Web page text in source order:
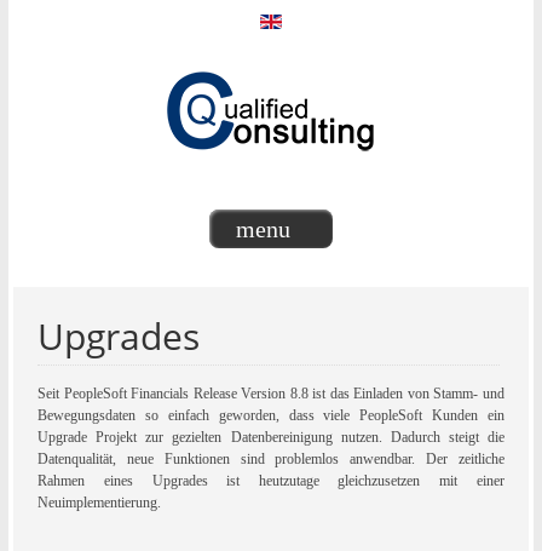
menu
Upgrades
Seit PeopleSoft Financials Release Version 8.8 ist das Einladen von Stamm- und
Bewegungsdaten so einfach geworden, dass viele PeopleSoft Kunden ein
Upgrade Projekt zur gezielten Datenbereinigung nutzen. Dadurch steigt die
Datenqualität, neue Funktionen sind problemlos anwendbar. Der zeitliche
Rahmen eines Upgrades ist heutzutage gleichzusetzen mit einer
Neuimplementierung.